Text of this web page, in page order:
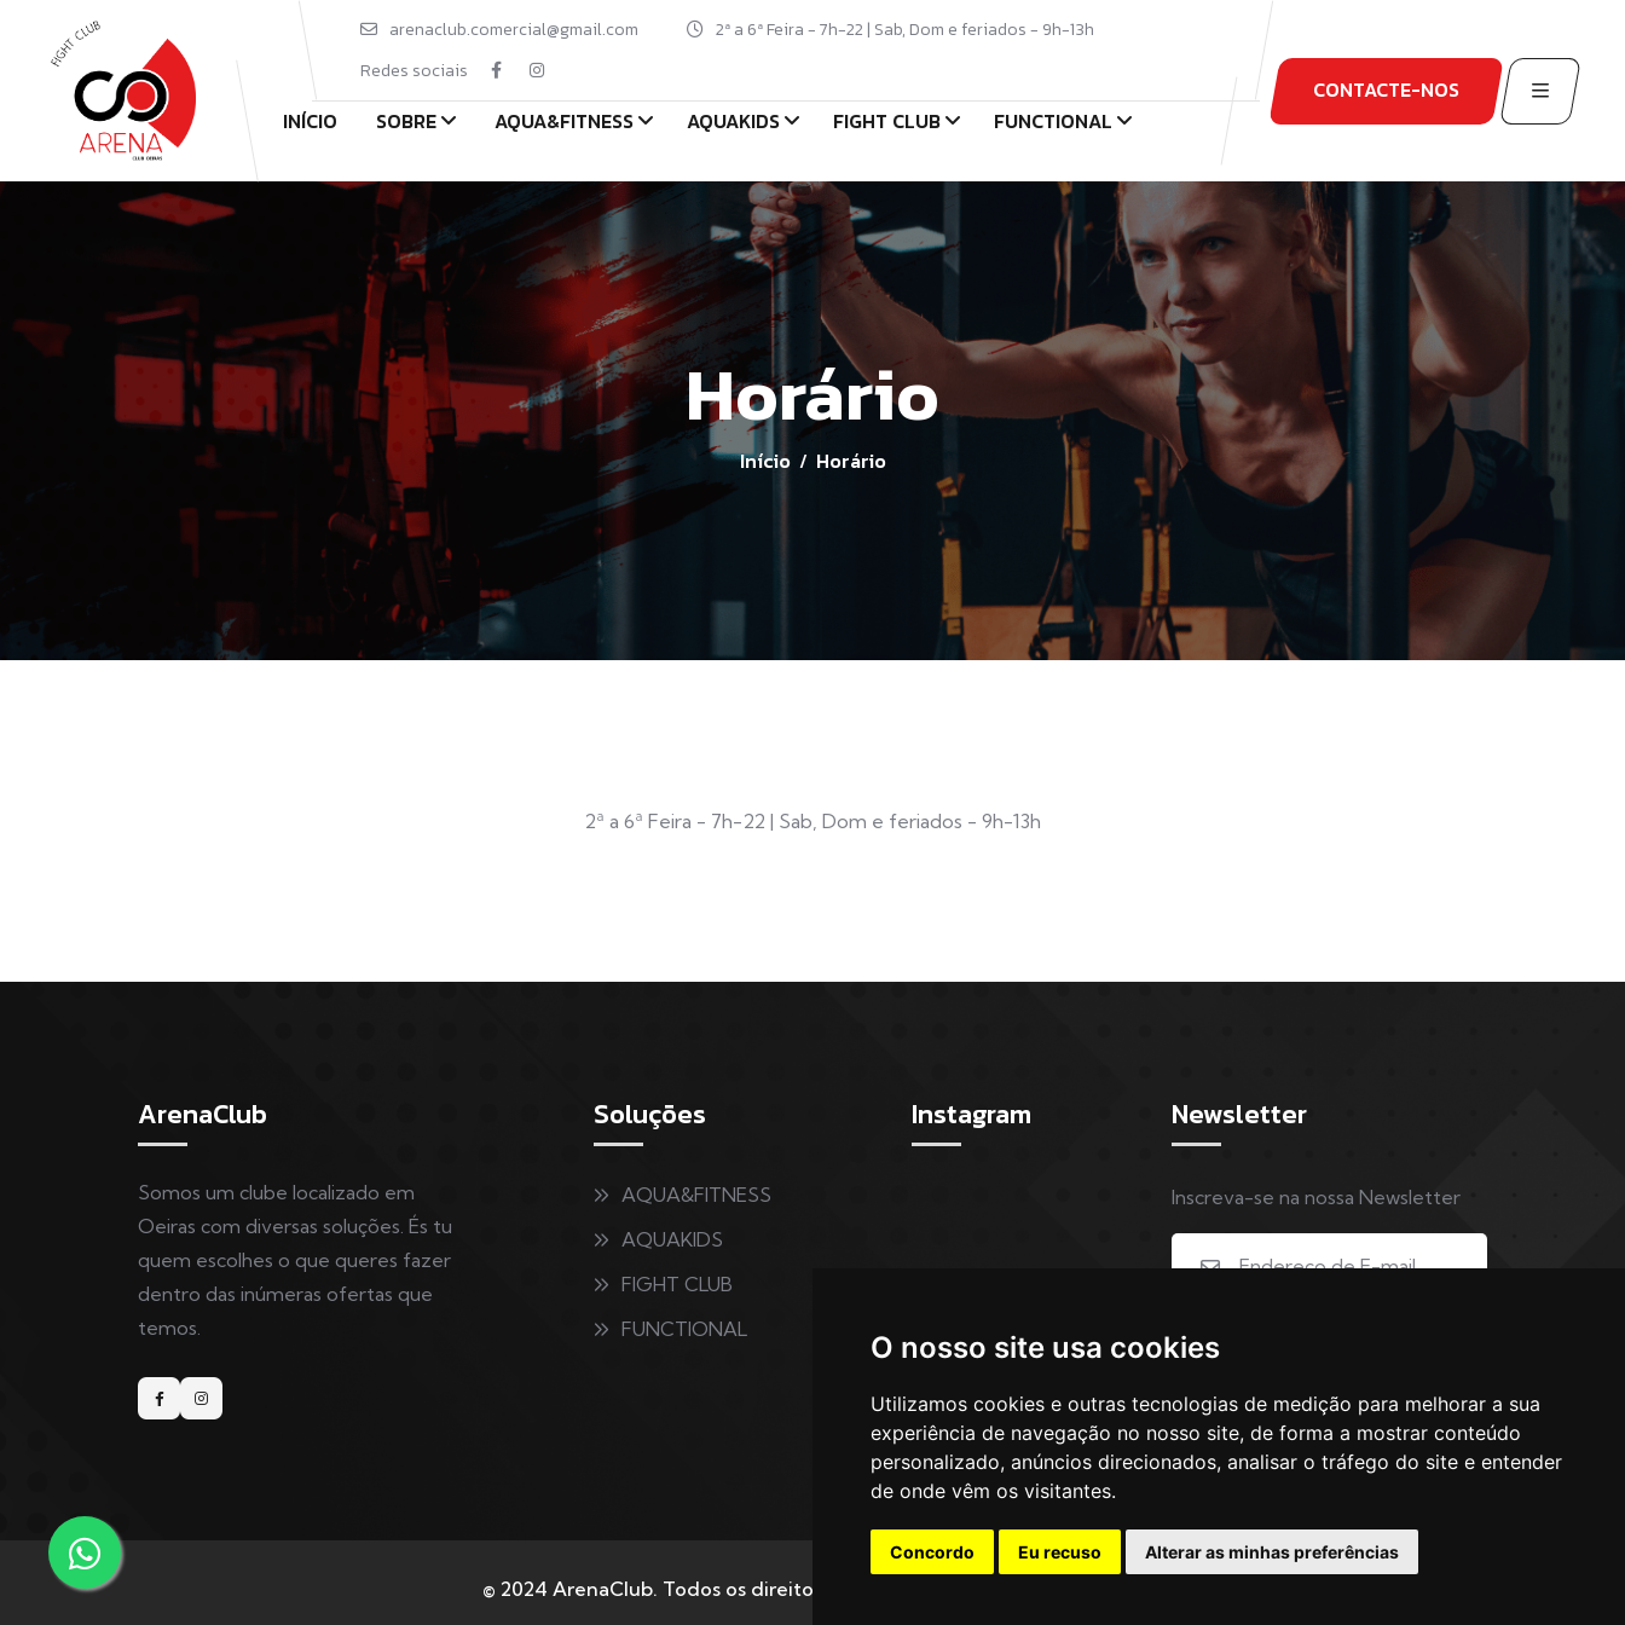
O nosso site usa cookies
Utilizamos cookies e outras tecnologias de medição para melhorar a sua
experiência de navegação no nosso site, de forma a mostrar conteúdo
personalizado, anúncios direcionados, analisar o tráfego do site e entender
de onde vêm os visitantes.
Concordo Eu recuso Alterar as minhas preferências
arenaclub.comercial@gmail.com
2ª a 6ª Feira - 7h-22 | Sab, Dom e feriados - 9h-13h
Redes sociais
INÍCIO SOBRE AQUA&FITNESS AQUAKIDS FIGHT CLUB FUNCTIONAL
CONTACTE-NOS
Horário
Início Horário
2ª a 6ª Feira - 7h-22 | Sab, Dom e feriados - 9h-13h
ArenaClub
Somos um clube localizado em
Oeiras com diversas soluções. És tu
quem escolhes o que queres fazer
dentro das inúmeras ofertas que
temos.
Soluções
AQUA&FITNESS
AQUAKIDS
FIGHT CLUB
FUNCTIONAL
Instagram Newsletter
Inscreva-se na nossa Newsletter
INSCREVER
© 2024 ArenaClub. Todos os direitos reservados | Powered by